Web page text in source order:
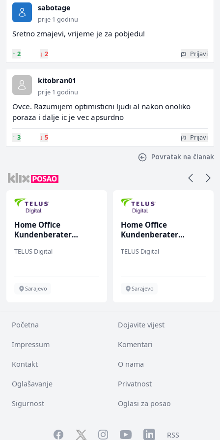
sabotage
prije 1 godinu
Sretno zmajevi, vrijeme je za pobjedu!
↑ 2 ↓ 2 Prijavi
kitobran01
prije 1 godinu
Ovce. Razumijem optimisticni ljudi al nakon onoliko
poraza i dalje ic je vec apsurdno
↑ 3 ↓ 5 Prijavi
Povratak na članak
Home Office
Kundenberater
renommiertes
TELUS Digital
Sarajevo
Home Office
Kundenberater
TELUS Digital
Sarajevo
Početna Dojavite vijest
Impressum Komentari
Kontakt O nama
Oglašavanje Privatnost
Sigurnost Oglasi za posao
FacebookTwitterInstagramYouTubeLinkedInRSS